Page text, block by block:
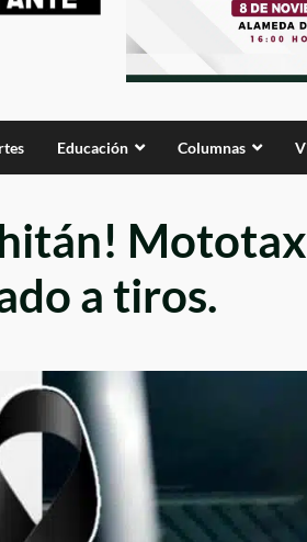
Educación Columnas
a tiros.